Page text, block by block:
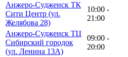
Анжеро-Судженск ТК
Сити Центр (ул.
Желябова 28)
10:00 -
21:00
Анжеро-Судженск ТЦ
Сибирский городок
(ул. Ленина 13А)
09:00 -
20:00